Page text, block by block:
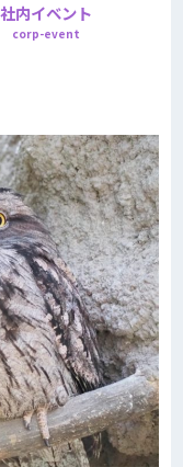
社内イベント
corp-event